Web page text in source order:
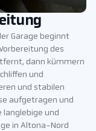
Garage beginnt
des
dann kümmern
und
und stabilen
aufgetragen und
und
in Altona-Nord